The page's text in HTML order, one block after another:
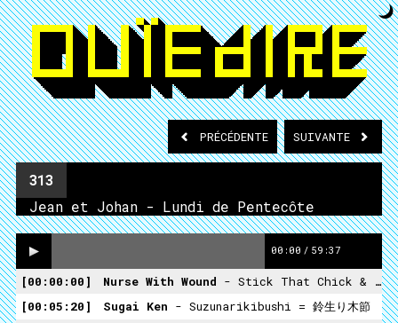
PRÉCÉDENTE SUIVANTE
313
Jean et Johan - Lundi de Pentecôte
00:00 / 59:37
00:00:00 Nurse With Wound - Stick That Chick & Feel My Steel Through Your Last Meal
00:05:20
Sugai Ken - Suzunarikibushi = 鈴生り木節